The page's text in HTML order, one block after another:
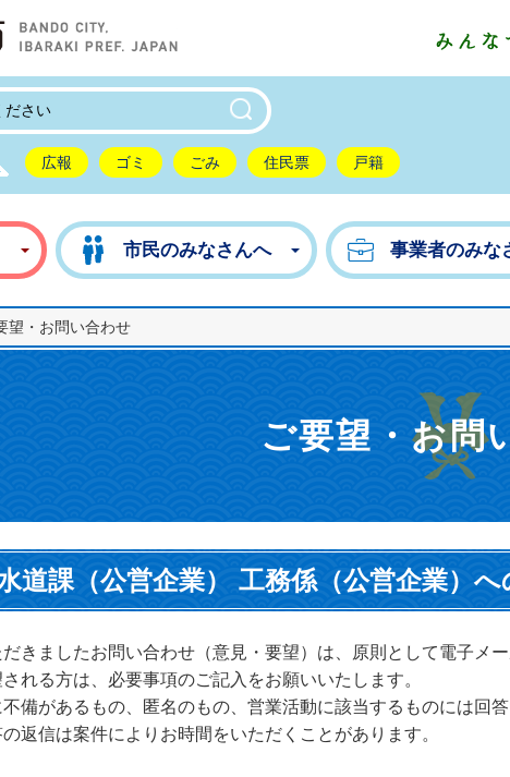
広報 ゴミ ごみ 住民票 戸籍
市民のみなさんへ 事業者のみな
望・お問い合わせ
ご要望・お問
道課（公営企業） 工務係（公営企業）
きましたお問い合わせ（意見・要望）は、原則として電子メー
れる方は、必要事項のご記入をお願いいたします。
不備があるもの、匿名のもの、営業活動に該当するものには回
返信は案件によりお時間をいただくことがあります。